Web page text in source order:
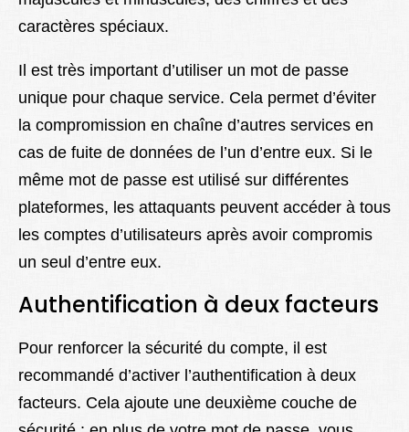
caractères spéciaux.
Il est très important d’utiliser un mot de passe
unique pour chaque service. Cela permet d’éviter
la compromission en chaîne d’autres services en
cas de fuite de données de l’un d’entre eux. Si le
même mot de passe est utilisé sur différentes
plateformes, les attaquants peuvent accéder à tous
les comptes d’utilisateurs après avoir compromis
un seul d’entre eux.
Authentification à deux facteurs
Pour renforcer la sécurité du compte, il est
recommandé d’activer l’authentification à deux
facteurs. Cela ajoute une deuxième couche de